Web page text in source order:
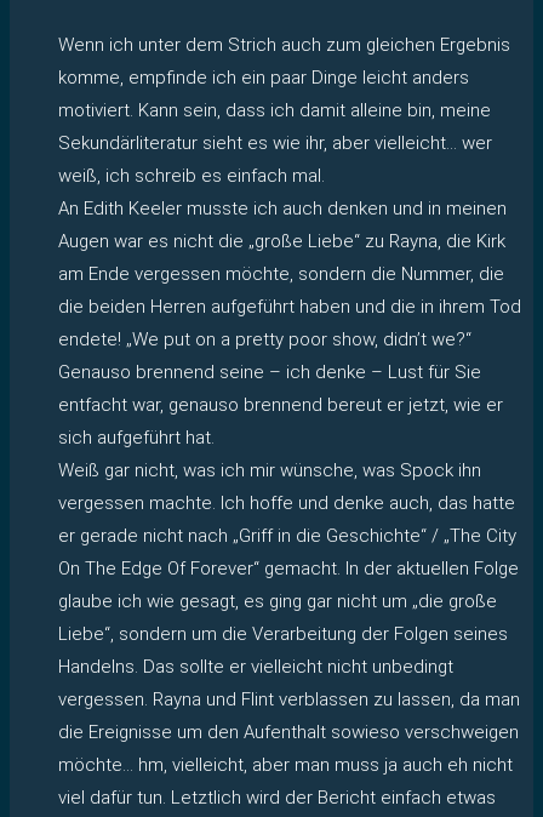
Wenn ich unter dem Strich auch zum gleichen Ergebnis
komme, empfinde ich ein paar Dinge leicht anders
motiviert. Kann sein, dass ich damit alleine bin, meine
Sekundärliteratur sieht es wie ihr, aber vielleicht… wer
weiß, ich schreib es einfach mal.
An Edith Keeler musste ich auch denken und in meinen
Augen war es nicht die „große Liebe“ zu Rayna, die Kirk
am Ende vergessen möchte, sondern die Nummer, die
die beiden Herren aufgeführt haben und die in ihrem Tod
endete! „We put on a pretty poor show, didn’t we?“
Genauso brennend seine – ich denke – Lust für Sie
entfacht war, genauso brennend bereut er jetzt, wie er
sich aufgeführt hat.
Weiß gar nicht, was ich mir wünsche, was Spock ihn
vergessen machte. Ich hoffe und denke auch, das hatte
er gerade nicht nach „Griff in die Geschichte“ / „The City
On The Edge Of Forever“ gemacht. In der aktuellen Folge
glaube ich wie gesagt, es ging gar nicht um „die große
Liebe“, sondern um die Verarbeitung der Folgen seines
Handelns. Das sollte er vielleicht nicht unbedingt
vergessen. Rayna und Flint verblassen zu lassen, da man
die Ereignisse um den Aufenthalt sowieso verschweigen
möchte… hm, vielleicht, aber man muss ja auch eh nicht
viel dafür tun. Letztlich wird der Bericht einfach etwas